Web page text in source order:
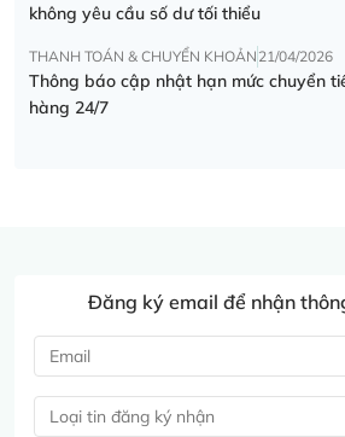
không yêu cầu số dư tối thiểu
THANH TOÁN & CHUYỂN KHOẢN 21/04/2026
Thông báo cập nhật hạn mức chuyển
hàng 24/7
Đăng ký email để nhận
Loại tin đăng ký nhận